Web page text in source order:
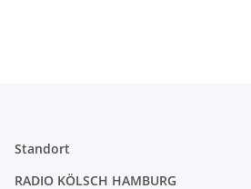
Standort
RADIO KÖLSCH HAMBURG